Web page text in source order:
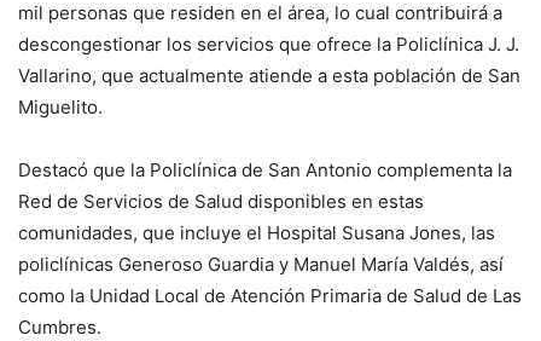
mil personas que residen en el área, lo cual contribuirá a
descongestionar los servicios que ofrece la Policlínica J. J.
Vallarino, que actualmente atiende a esta población de San
Miguelito.
Destacó que la Policlínica de San Antonio complementa la
Red de Servicios de Salud disponibles en estas
comunidades, que incluye el Hospital Susana Jones, las
policlínicas Generoso Guardia y Manuel María Valdés, así
como la Unidad Local de Atención Primaria de Salud de Las
Cumbres.